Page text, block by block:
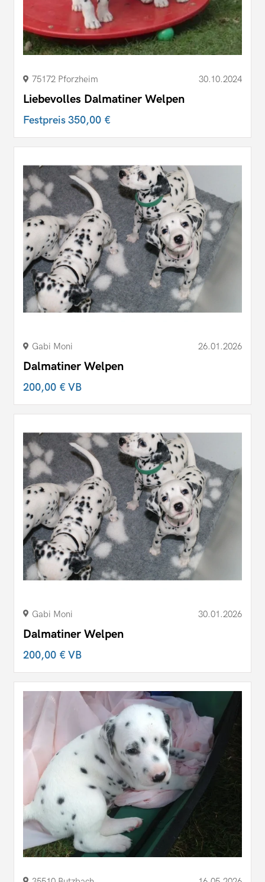
75172 Pforzheim 30.10.2024
Liebevolles Dalmatiner Welpen
Festpreis350,00 €
Gabi Moni 26.01.2026
Dalmatiner Welpen
200,00 €VB
Gabi Moni 30.01.2026
Dalmatiner Welpen
200,00 €VB